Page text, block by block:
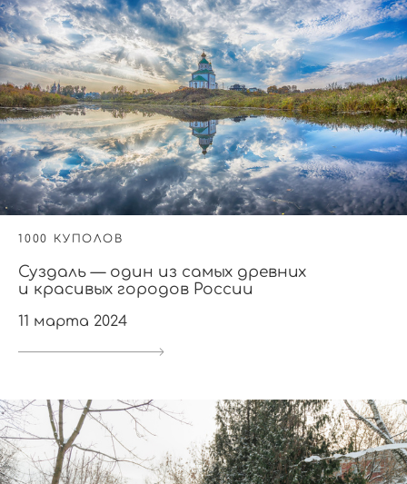
1000 КУПОЛОВ
Суздаль — один из самых древних
и красивых городов России
11 марта 2024